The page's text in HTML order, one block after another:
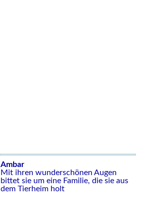
Ambar
Mit ihren wunderschönen Augen
bittet sie um eine Familie, die sie aus
dem Tierheim holt